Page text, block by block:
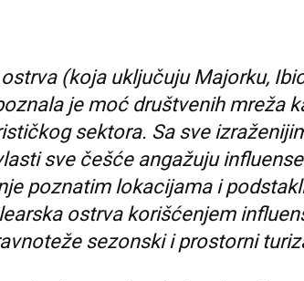
(koja uključuju Majorku,
je moć društvenih mreža
sektora. Sa sve
sve češće angažuju
poznatim lokacijama i
ostrva korišćenjem
sezonski i prostorni